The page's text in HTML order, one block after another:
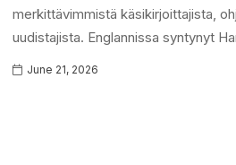
merkittävimmistä käsikirjoittajista,
uudistajista. Englannissa syntynyt
June 21, 2026